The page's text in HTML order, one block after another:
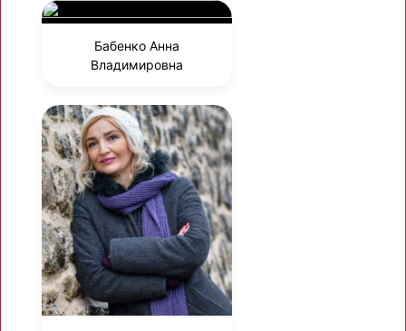
Бабенко Анна
Владимировна